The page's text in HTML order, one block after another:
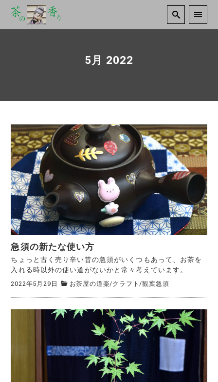
5月 2022
急須の新たな使い方
ちょっと古く売り辛い昔の急須がいくつもあって、お茶を
入れる時以外の使い道がないかと常々考えています。...
2022年5月29日 お茶屋の道楽/クラフト /観葉急須